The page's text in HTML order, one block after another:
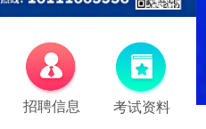
招聘信息 考试资料